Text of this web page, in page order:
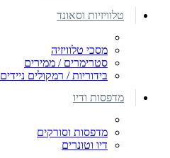
טלוויזיות וסאונד
מסכי טלוויזיה
סטרימרים / ממירים
בידוריות / רמקולים ניידים
מדפסות ודיו
מדפסות וסורקים
דיו וטונרים